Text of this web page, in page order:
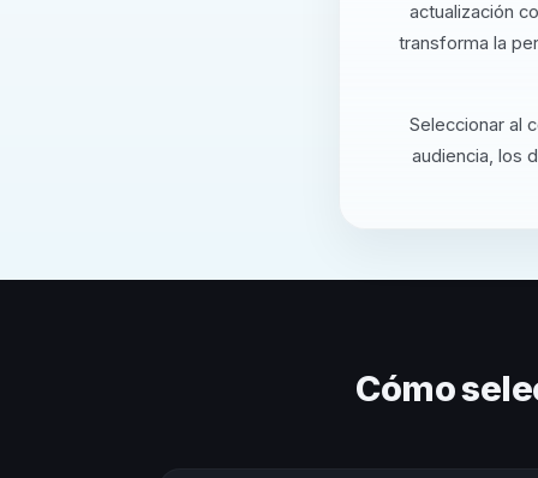
actualización
transforma la
Seleccionar al
audiencia, los
Cómo